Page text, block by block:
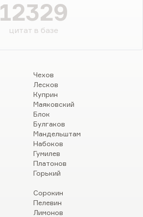
12329
цитат в базе
Чехов
Лесков
Куприн
Маяковский
Блок
Булгаков
Мандельштам
Набоков
Гумилев
Платонов
Горький
Сорокин
Пелевин
Лимонов